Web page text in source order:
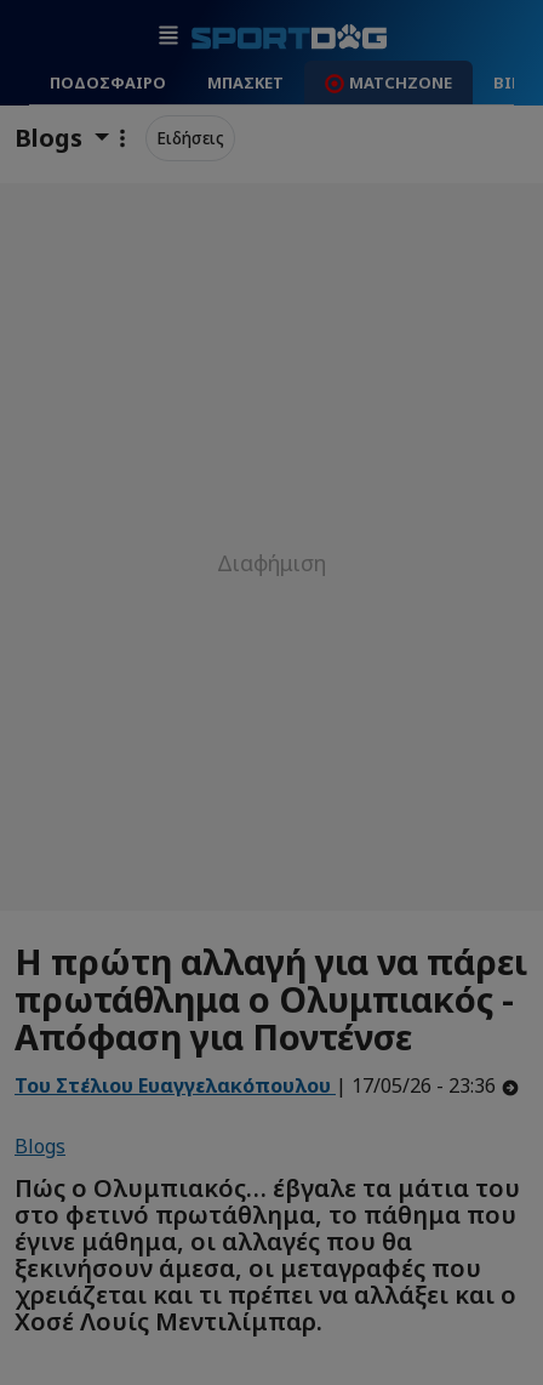
ΠΟΔΟΣΦΑΙΡΟ ΜΠΑΣΚΕΤ MATCHZONE
Blogs Ειδήσεις
Η πρώτη αλλαγή για να πάρει
πρωτάθλημα ο Ολυμπιακός -
Απόφαση για Ποντένσε
Του Στέλιου Ευαγγελακόπουλου | 17/05/26 - 23:36
Blogs
Πώς ο Ολυμπιακός… έβγαλε τα μάτια του
στο φετινό πρωτάθλημα, το πάθημα που
έγινε μάθημα, οι αλλαγές που θα
ξεκινήσουν άμεσα, οι μεταγραφές που
χρειάζεται και τι πρέπει να αλλάξει και ο
Χοσέ Λουίς Μεντιλίμπαρ.